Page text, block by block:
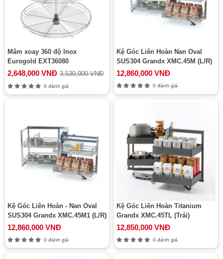
Mâm xoay 360 độ Inox
Eurogold EXT36080
2,648,000 VNĐ 3,530,000 VNĐ
0 đánh giá
Kệ Góc Liên Hoàn Nan Oval
SUS304 Grandx XMC.45M (L/R)
12,860,000 VNĐ
0 đánh giá
Kệ Góc Liên Hoàn - Nan Oval
SUS304 Grandx XMC.45M1 (L/R)
12,860,000 VNĐ
0 đánh giá
Kệ Góc Liên Hoàn Titanium
Grandx XMC.45TL (Trái)
12,850,000 VNĐ
0 đánh giá